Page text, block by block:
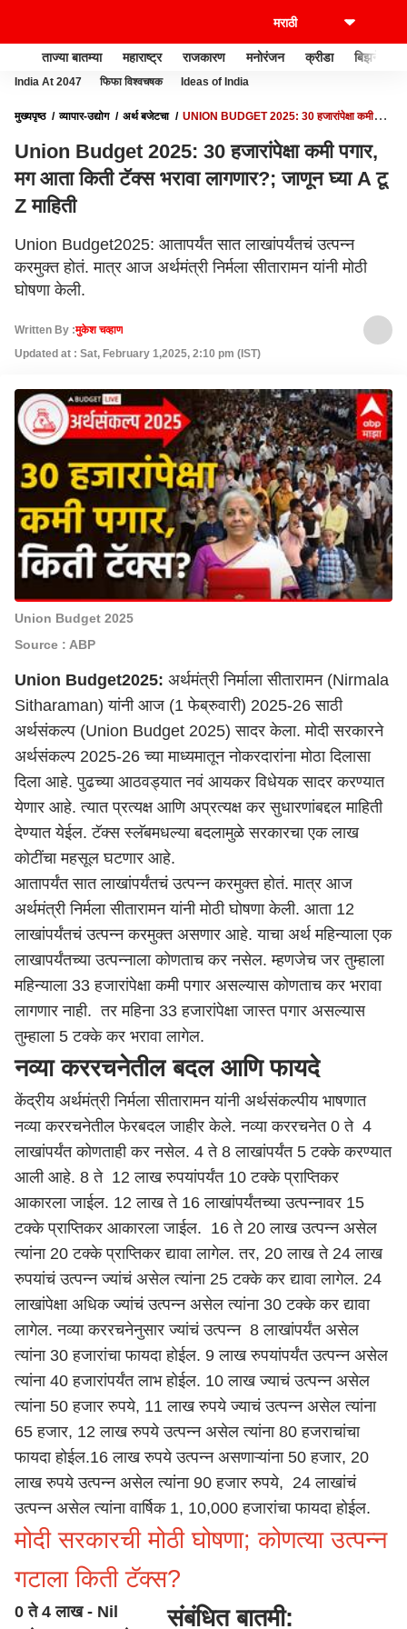
ताज्या बातम्या महाराष्ट्र राजकारण मनोरंजन क्रीडा बिझनेस
India At 2047 फिफा विश्वचषक Ideas of India
मुख्यपृष्ठ व्यापार-उद्योग अर्थ बजेटचा
UNION BUDGET 2025: 30 हजारांपेक्षा कमी
Union Budget 2025: 30 हजारांपेक्षा कमी पगार,
मग आता किती टॅक्स भरावा लागणार?; जाणून घ्या A टू
Z माहिती
Union Budget2025: आतापर्यंत सात लाखांपर्यंतचं उत्पन्न
करमुक्त होतं. मात्र आज अर्थमंत्री निर्मला सीतारामन यांनी मोठी
घोषणा केली.
Written By :मुकेश चव्हाण
Updated at : Sat, February 1,2025, 2:10 pm (IST)
Union Budget 2025
Source : ABP
Union Budget2025: अर्थमंत्री निर्माला सीतारामन (Nirmala
Sitharaman) यांनी आज (1 फेब्रुवारी) 2025-26 साठी
अर्थसंकल्प (Union Budget 2025) सादर केला. मोदी सरकारने
अर्थसंकल्प 2025-26 च्या माध्यमातून नोकरदारांना मोठा दिलासा
दिला आहे. पुढच्या आठवड्यात नवं आयकर विधेयक सादर करण्यात
येणार आहे. त्यात प्रत्यक्ष आणि अप्रत्यक्ष कर सुधारणांबद्दल माहिती
देण्यात येईल. टॅक्स स्लॅबमधल्या बदलामुळे सरकारचा एक लाख
कोटींचा महसूल घटणार आहे.
आतापर्यंत सात लाखांपर्यंतचं उत्पन्न करमुक्त होतं. मात्र आज
अर्थमंत्री निर्मला सीतारामन यांनी मोठी घोषणा केली. आता 12
लाखांपर्यंतचं उत्पन्न करमुक्त असणार आहे. याचा अर्थ महिन्याला एक
लाखापर्यंतच्या उत्पन्नाला कोणताच कर नसेल. म्हणजेच जर तुम्हाला
महिन्याला 33 हजारांपेक्षा कमी पगार असल्यास कोणताच कर भरावा
लागणार नाही. तर महिना 33 हजारांपेक्षा जास्त पगार असल्यास
तुम्हाला 5 टक्के कर भरावा लागेल.
नव्या कररचनेतील बदल आणि फायदे
केंद्रीय अर्थमंत्री निर्मला सीतारामन यांनी अर्थसंकल्पीय भाषणात
नव्या कररचनेतील फेरबदल जाहीर केले. नव्या कररचनेत 0 ते 4
लाखांपर्यंत कोणताही कर नसेल. 4 ते 8 लाखांपर्यंत 5 टक्के करण्यात
आली आहे. 8 ते 12 लाख रुपयांपर्यंत 10 टक्के प्राप्तिकर
आकारला जाईल. 12 लाख ते 16 लाखांपर्यंतच्या उत्पन्नावर 15
टक्के प्राप्तिकर आकारला जाईल. 16 ते 20 लाख उत्पन्न असेल
त्यांना 20 टक्के प्राप्तिकर द्यावा लागेल. तर, 20 लाख ते 24 लाख
रुपयांचं उत्पन्न ज्यांचं असेल त्यांना 25 टक्के कर द्यावा लागेल. 24
लाखांपेक्षा अधिक ज्यांचं उत्पन्न असेल त्यांना 30 टक्के कर द्यावा
लागेल. नव्या कररचनेनुसार ज्यांचं उत्पन्न 8 लाखांपर्यंत असेल
त्यांना 30 हजारांचा फायदा होईल. 9 लाख रुपयांपर्यंत उत्पन्न असेल
त्यांना 40 हजारांपर्यंत लाभ होईल. 10 लाख ज्याचं उत्पन्न असेल
त्यांना 50 हजार रुपये, 11 लाख रुपये ज्याचं उत्पन्न असेल त्यांना
65 हजार, 12 लाख रुपये उत्पन्न असेल त्यांना 80 हजराचांचा
फायदा होईल.16 लाख रुपये उत्पन्न असणाऱ्यांना 50 हजार, 20
लाख रुपये उत्पन्न असेल त्यांना 90 हजार रुपये, 24 लाखांचं
उत्पन्न असेल त्यांना वार्षिक 1, 10,000 हजारांचा फायदा होईल.
मोदी सरकारची मोठी घोषणा; कोणत्या उत्पन्न
गटाला किती टॅक्स?
0 ते 4 लाख - Nil
संबंधित बातमी: